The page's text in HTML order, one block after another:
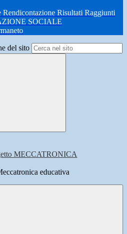
Rendicontazione Risultati Raggiunti
SOCIALE
del sito
MECCATRONICA
educativa